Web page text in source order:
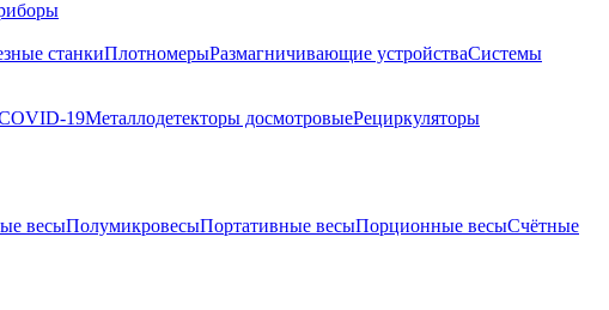
станкиПлотномерыРазмагничивающие устройстваСистемы
19Металлодетекторы досмотровыеРециркуляторы
весыПолумикровесыПортативные весыПорционные весыСчётные